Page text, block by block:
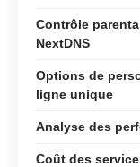
Contrôle
NextDNS
Options de
ligne unique
Analyse des
Coût des